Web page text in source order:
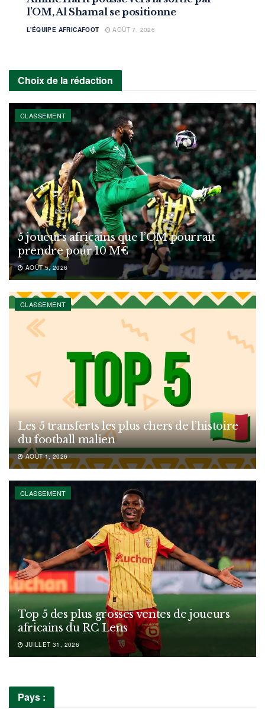
l’OM, Al Shamal se positionne
L'ÉQUIPE AFRICAFOOT AOÛT 7, 2026
Choix de la rédaction
CLASSEMENT
5 joueurs africains que l’OM pourrait
prendre pour 10 M€
AOÛT 5, 2026
CLASSEMENT
Les 5 transferts les plus chers de l’histoire
du football malien
AOÛT 1, 2026
CLASSEMENT
Top 5 des plus grosses ventes de joueurs
africains du RC Lens
JUILLET 31, 2026
Pays :